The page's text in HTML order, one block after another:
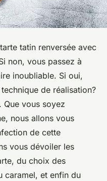
tatin renversée avec
non, vous passez à
inoubliable. Si oui,
de réalisation?
Que vous soyez
nous allons vous
de cette
vous dévoiler les
du choix des
caramel, et enfin du